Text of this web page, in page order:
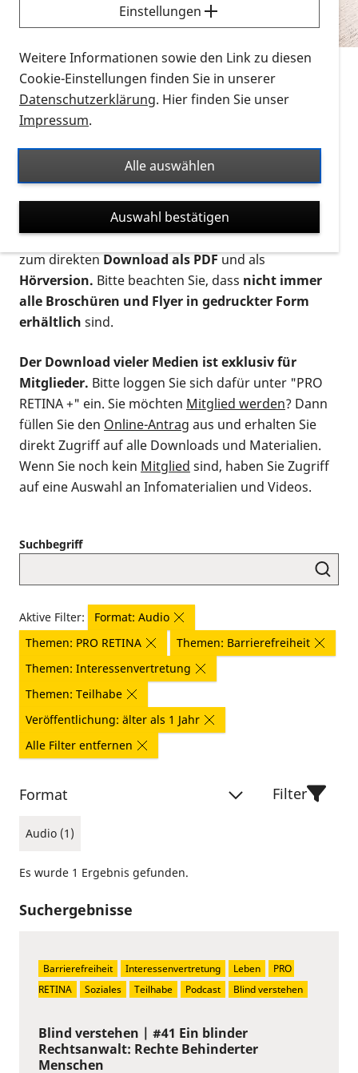
suchen und dieses bestellen bzw. herunterladen
können? Schauen Sie sich dieErklärvideos zum
Thema Infomaterial auf der PRO RETINA-Website
für blinde und sehbehinderte Menschen an.
Auf dieser Seite finden Sie sämtliches Infomaterial
Ort. Nutzen Sie den Formatfilter, um ausschließlich
nach Flyern und Broschüren, Audios oder Videos zu
suchen. Die meisten Flyer und Broschüren werden in
verschiedenen Formaten angeboten: zur
postalischen Bestellung als gedruckte Variante
zum direktenDownload als PDFund als
Hörversion. Bitte beachten Sie, dass nicht immer
alle Broschüren und Flyer in gedruckter Form
erhältlich sind.
Der Download vieler Medien ist exklusiv für
Mitglieder. Bitte loggen Sie sich dafür unter "PRO
RETINA +" ein. Sie möchten Mitglied werden? Dann
füllen Sie den Online-Antrag aus und erhalten Sie
direkt Zugriff auf alle Downloads und Materialien.
Wenn Sie noch kein Mitglied sind, haben Sie Zugriff
auf eine Auswahl an Infomaterialien und Videos.
Suchbegriff
Aktive Filter:
Format: Audio
Themen: PRO RETINA
Themen: Barrierefreiheit
Themen: Interessenvertretung
Themen: Teilhabe
Veröffentlichung: älter als 1 Jahr
Alle Filter entfernen
Format
Audio (1)
Filter
Es wurde 1 Ergebnis gefunden.
Suchergebnisse
Blind verstehen | #41 Ein blinder
Rechtsanwalt: Rechte Behinderter
Menschen
Barrierefreiheit Interessenvertretung Leben
PRO
RETINA
Soziales Teilhabe Podcast Blind verstehen
Einstellungen
Weitere Informationen sowie den Link zu diesen
Cookie-Einstellungen finden Sie in unserer
Datenschutzerklärung. Hier finden Sie unser
Impressum.
Alle auswählen
Auswahl bestätigen